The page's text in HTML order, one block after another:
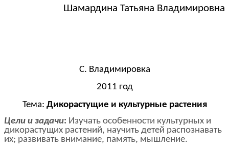
Шамардина Татьяна Владимировна
С. Владимировка
2011 год
Тема: Дикорастущие и культурные растения
Цели и задачи: Изучать особенности культурных и
дикорастущих растений, научить детей распознавать
их; развивать внимание, память, мышление.